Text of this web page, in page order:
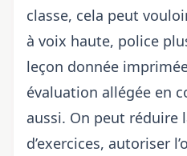
classe, cela peut
à voix haute, police
leçon donnée
évaluation allégée en
aussi. On peut réduire
d’exercices, autoriser